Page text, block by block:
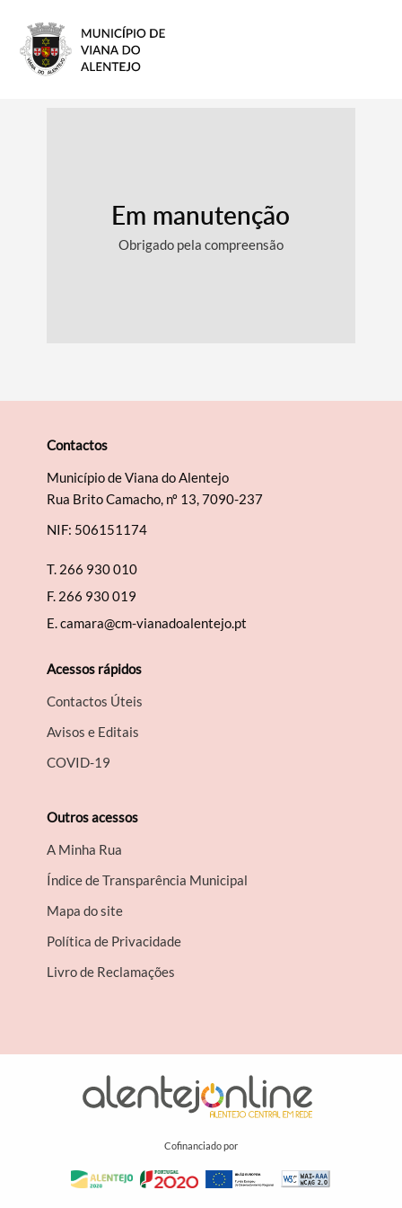
Termo de Pesquisa
Categorias gerais
Em manutenção
Obrigado pela compreensão
Contactos
Município de Viana do Alentejo
Rua Brito Camacho, nº 13, 7090-237
NIF: 506151174
T. 266 930 010
F. 266 930 019
E.camara@cm-vianadoalentejo.pt
Acessos rápidos
Contactos Úteis
Avisos e Editais
COVID-19
Outros acessos
A Minha Rua
Índice de Transparência Municipal
Mapa do site
Política de Privacidade
Livro de Reclamações
Cofinanciado por